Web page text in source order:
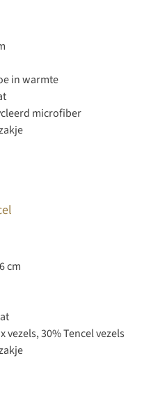
in warmte
microfiber
cm
vezels, 30% Tencel vezels